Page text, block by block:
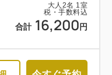
大人 2名 1室
税・手数料込
合計 16,200 円